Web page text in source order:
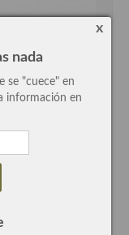
este blog,
como
x
nada
se "cuece" en
información en